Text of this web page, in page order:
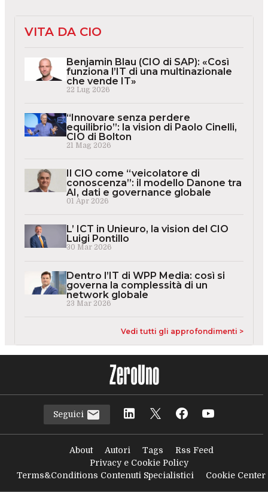
VITA DA CIO
Benjamin Blau (CIO di SAP): «Così
funziona l’IT di una multinazionale
che vende IT»
22 Lug 2026
“Innovare senza perdere
equilibrio”: la vision di Paolo Cinelli,
CIO di Bolton
21 Mag 2026
Il CIO come “veicolatore di
conoscenza”: il modello Danone tra
AI, dati e governance globale
01 Apr 2026
L’ ICT in Unieuro, la vision del CIO
Luigi Pontillo
30 Mar 2026
Dentro l’IT di WPP Media: così si
governa la complessità di un
network globale
23 Mar 2026
Vedi tutti gli approfondimenti >
Seguici
About Autori Tags
Rss Feed
Privacy e Cookie Policy
Terms&Conditions Contenuti Specialistici
Cookie Center